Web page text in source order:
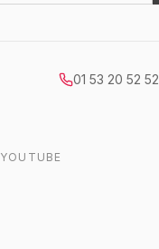
01 53 20 52 52
YOUTUBE